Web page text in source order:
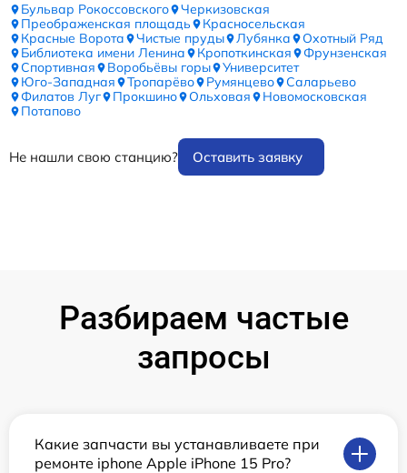
Бульвар Рокоссовского
Черкизовская
Преображенская площадь
Красносельская
Красные Ворота
Чистые пруды Лубянка
Охотный Ряд
Библиотека имени Ленина
Кропоткинская
Фрунзенская
Спортивная
Воробьёвы горы
Университет
Юго-Западная
Тропарёво Румянцево
Саларьево
Филатов Луг
Прокшино Ольховая
Новомосковская
Потапово
Не нашли свою станцию? Оставить заявку
Разбираем частые
запросы
Какие запчасти вы устанавливаете при
ремонте iphone Apple iPhone 15 Pro?